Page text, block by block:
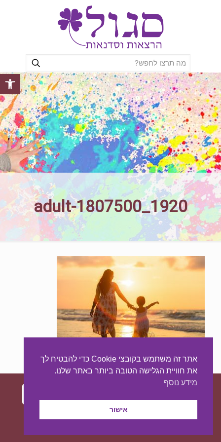
פתח
adult-1807500_1920
עיצוב ובניית האתר:מאסטר סייט - יצירת נוכחות
באינטרנט
אתר זה משתמש בקובצי Cookie כדי להבטיח לך
את חוויית הגלישה הטובה ביותר באתר שלנו.
מידע נוסף
אישור